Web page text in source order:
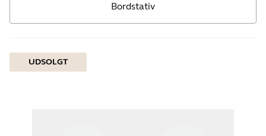
Bordstativ
UDSOLGT